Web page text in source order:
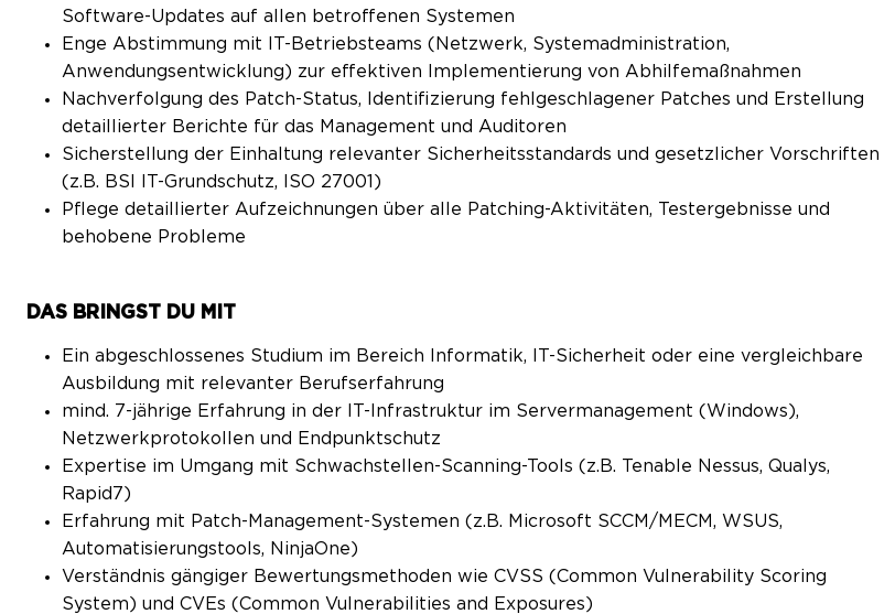
Software-Updates auf allen betroffenen Systemen
Enge Abstimmung mit IT-Betriebsteams (Netzwerk, Systemadministration,
Anwendungsentwicklung) zur effektiven Implementierung von Abhilfemaßnahmen
Nachverfolgung des Patch-Status, Identifizierung fehlgeschlagener Patches und Erstellung
detaillierter Berichte für das Management und Auditoren
Sicherstellung der Einhaltung relevanter Sicherheitsstandards und gesetzlicher Vorschriften
(z.B. BSI IT-Grundschutz, ISO 27001)
Pflege detaillierter Aufzeichnungen über alle Patching-Aktivitäten, Testergebnisse und
behobene Probleme
DAS BRINGST DU MIT
Ein abgeschlossenes Studium im Bereich Informatik, IT-Sicherheit oder eine vergleichbare
Ausbildung mit relevanter Berufserfahrung
mind. 7-jährige Erfahrung in der IT-Infrastruktur im Servermanagement (Windows),
Netzwerkprotokollen und Endpunktschutz
Expertise im Umgang mit Schwachstellen-Scanning-Tools (z.B. Tenable Nessus, Qualys,
Rapid7)
Erfahrung mit Patch-Management-Systemen (z.B. Microsoft SCCM/MECM, WSUS,
Automatisierungstools, NinjaOne)
Verständnis gängiger Bewertungsmethoden wie CVSS (Common Vulnerability Scoring
System) und CVEs (Common Vulnerabilities and Exposures)